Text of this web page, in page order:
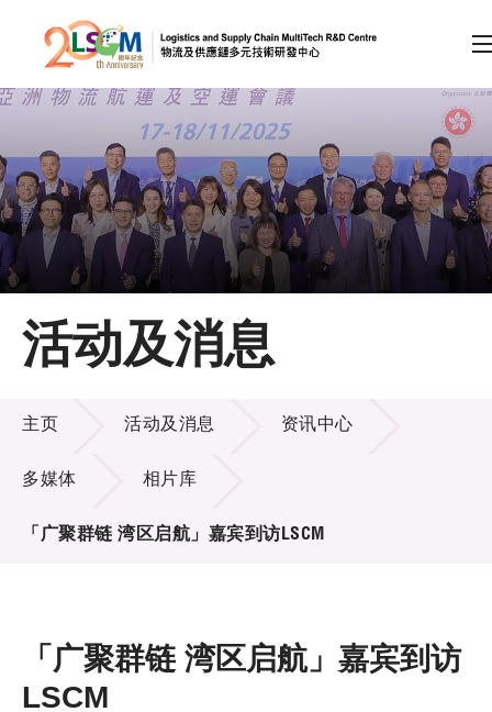
跳到内容（按回车键）
会员登录
A A EN 繁 简
主页
关于LSCM
技术商品化
项目及资助计划
新闻中心
活动及消息
活动及消息
主页 活动及消息 资讯中心
多媒体 相片库
「广聚群链 湾区启航」嘉宾到访LSCM
「广聚群链 湾区启航」嘉宾到访
LSCM